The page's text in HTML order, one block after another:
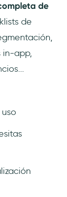
de
de
in-app,